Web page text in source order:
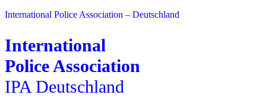
International Police Association – Deutschland
International
Police Association
IPA Deutschland